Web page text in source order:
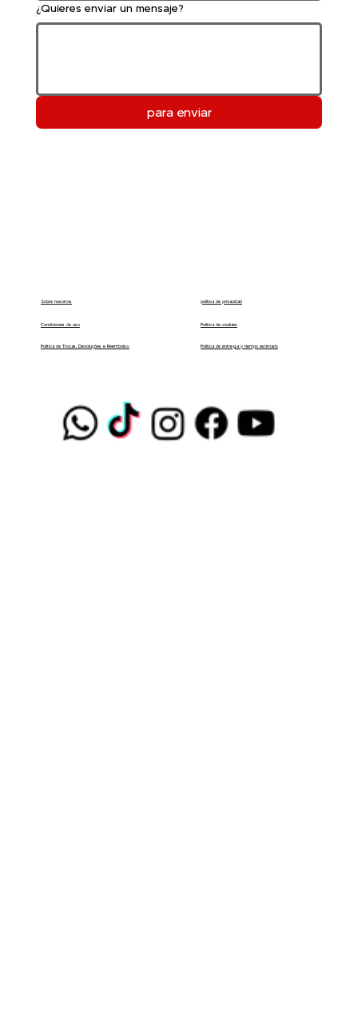
¿Quieres enviar un mensaje?
para enviar
Sobre nosotros
Condiciones de uso
Política de Trocas, Devoluções e Reembolso. Política de entrega y tiempo estimado
Política de cookies
política de privacidad